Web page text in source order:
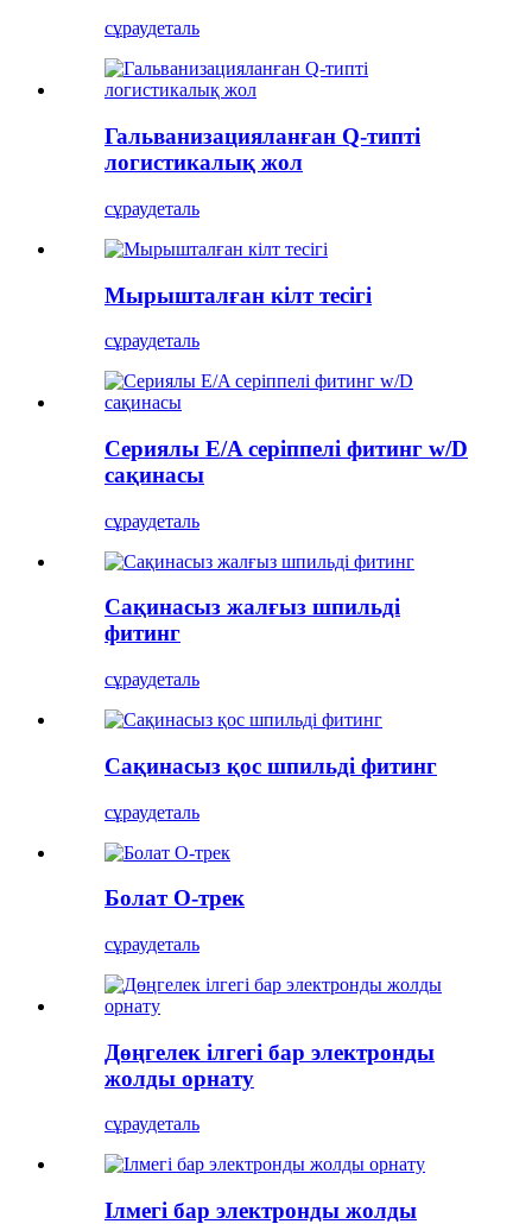
сұраудеталь
Гальванизацияланған Q-типті
логистикалық жол
сұраудеталь
Мырышталған кілт тесігі
сұраудеталь
Сериялы E/A серіппелі фитинг w/D
сақинасы
сұраудеталь
Сақинасыз жалғыз шпильді
фитинг
сұраудеталь
Сақинасыз қос шпильді фитинг
сұраудеталь
Болат O-трек
сұраудеталь
Дөңгелек ілгегі бар электронды
жолды орнату
сұраудеталь
Ілмегі бар электронды жолды